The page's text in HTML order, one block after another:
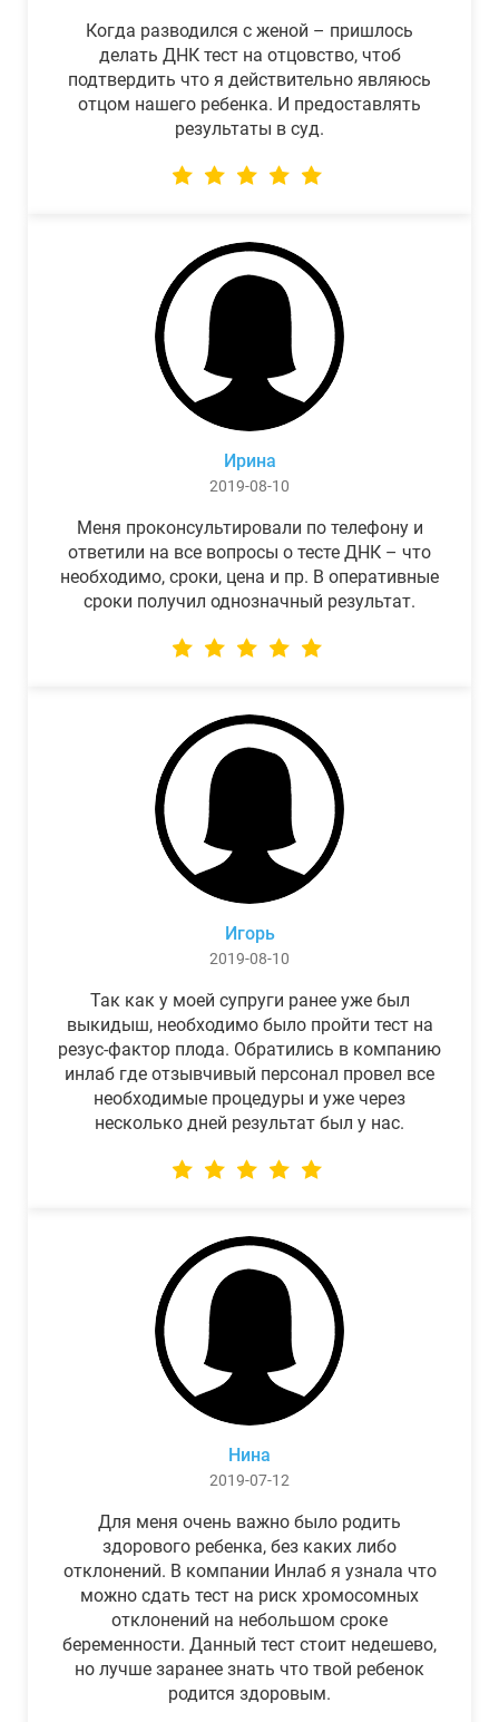
Когда разводился с женой – пришлось
делать ДНК тест на отцовство, чтоб
подтвердить что я действительно являюсь
отцом нашего ребенка. И предоставлять
результаты в суд.
Ирина
2019-08-10
Меня проконсультировали по телефону и
ответили на все вопросы о тесте ДНК – что
необходимо, сроки, цена и пр. В оперативные
сроки получил однозначный результат.
Игорь
2019-08-10
Так как у моей супруги ранее уже был
выкидыш, необходимо было пройти тест на
резус-фактор плода. Обратились в компанию
инлаб где отзывчивый персонал провел все
необходимые процедуры и уже через
несколько дней результат был у нас.
Нина
2019-07-12
Для меня очень важно было родить
здорового ребенка, без каких либо
отклонений. В компании Инлаб я узнала что
можно сдать тест на риск хромосомных
отклонений на небольшом сроке
беременности. Данный тест стоит недешево,
но лучше заранее знать что твой ребенок
родится здоровым.